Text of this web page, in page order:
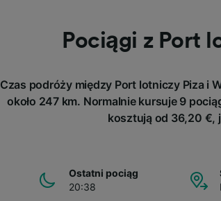
Pociągi z Port
Czas podróży między Port lotniczy Piza i
około 247 km. Normalnie kursuje 9
kosztują od 36,20 €,
Ostatni pociąg
20:38